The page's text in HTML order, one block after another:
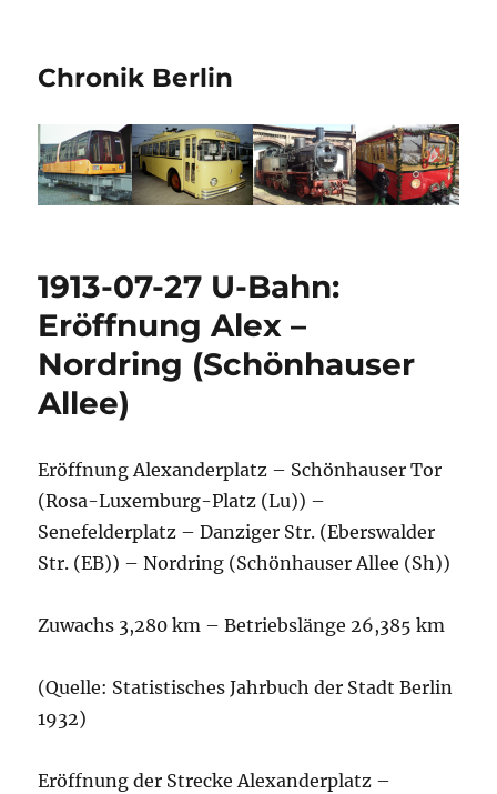
Chronik Berlin
1913-07-27 U-Bahn:
Eröffnung Alex –
Nordring (Schönhauser
Allee)
Eröffnung Alexanderplatz – Schönhauser Tor
(Rosa-Luxemburg-Platz (Lu)) –
Senefelderplatz – Danziger Str. (Eberswalder
Str. (EB)) – Nordring (Schönhauser Allee (Sh))
Zuwachs 3,280 km – Betriebslänge 26,385 km
(Quelle: Statistisches Jahrbuch der Stadt Berlin
1932)
Eröffnung der Strecke Alexanderplatz –